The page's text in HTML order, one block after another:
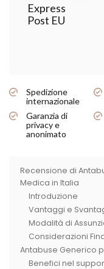
Express
Post EU
Spedizione
internazionale
Garanzia di
privacy e
anonimato
Recensione di
Medica in Italia
Introduzione
Vantaggi e
Modalità di
Considerazioni
Antabuse Generico
Benefici nel